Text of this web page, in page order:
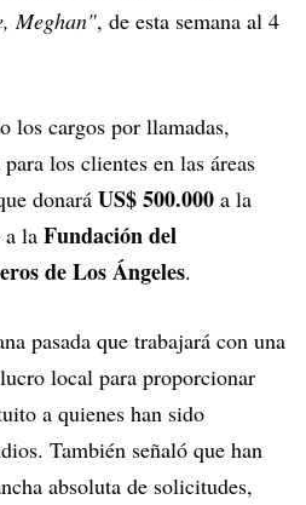
Meghan", de esta semana al 4
los cargos por llamadas,
los clientes en las áreas
donará US$ 500.000 a la
la Fundación del
de Los Ángeles.
pasada que trabajará con una
local para proporcionar
a quienes han sido
También señaló que han
absoluta de solicitudes,